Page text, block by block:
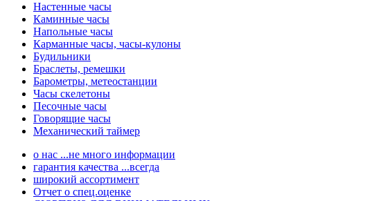
Настенные часы
Каминные часы
Напольные часы
Карманные часы, часы-кулоны
Будильники
Браслеты, ремешки
Барометры, метеостанции
Часы скелетоны
Песочные часы
Говорящие часы
Механический таймер
о нас ...не много информации
гарантия качества ...всегда
широкий ассортимент
Отчет о спец.оценке